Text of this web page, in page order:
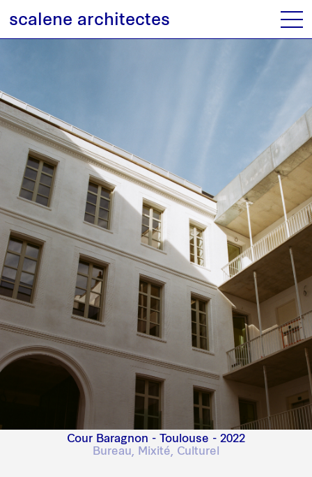
scalene architectes
Cour Baragnon - Toulouse - 2022
Bureau, Mixité, Culturel